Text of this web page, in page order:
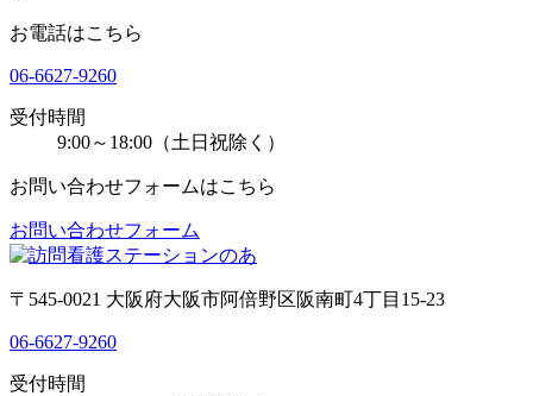
お電話はこちら
06-6627-9260
受付時間
9:00～18:00（土日祝除く）
お問い合わせフォームはこちら
お問い合わせフォーム
〒545-0021 大阪府大阪市阿倍野区阪南町4丁目15-23
06-6627-9260
受付時間